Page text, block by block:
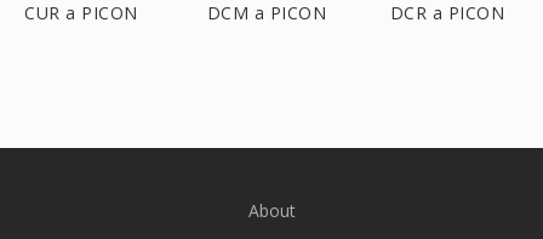
CUR a PICON DCM a PICON DCR a PICON
About